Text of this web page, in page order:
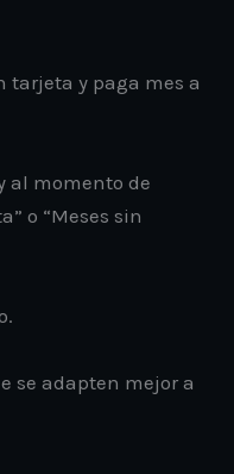
tarjeta y paga mes a
al momento de
o “Meses sin
se adapten mejor a